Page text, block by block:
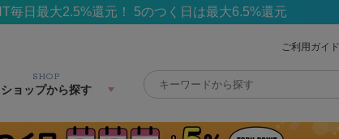
毎日最大2.5%還元！ 5のつく日は最大6.5%還元
ご利用ガイド
SHOP
ショップから探す